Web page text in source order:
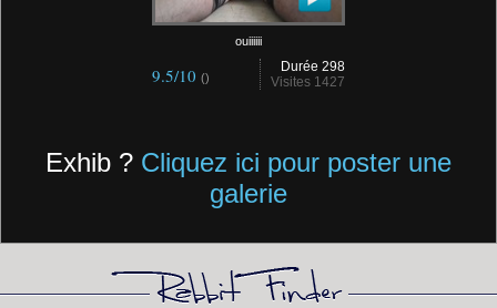
ouiiiiii
Durée 298
Visites 1427
9.5/10 ()
Exhib ? Cliquez ici pour poster une
galerie